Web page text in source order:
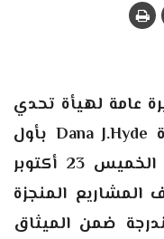
عامة لهيأة تحدي
الألفية الأمريكي، قامت السيدة Dana J.Hyde بأول
زيارة لها لمدينة مراكش يوم الخميس 23 أكتوبر
المشاريع المنجزة
ضمن الميثاق